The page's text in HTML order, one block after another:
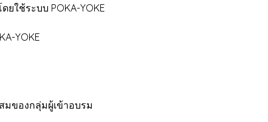
ระบบ POKA-YOKE
YOKE
มของกลุ่มผู้เข้าอบรม